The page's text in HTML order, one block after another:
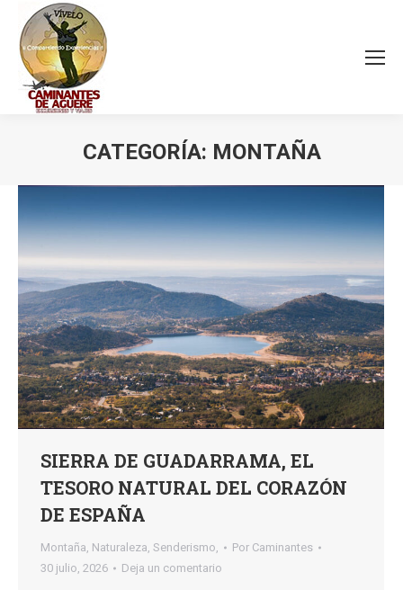
CATEGORÍA: MONTAÑA
SIERRA DE GUADARRAMA, EL
TESORO NATURAL DEL CORAZÓN
DE ESPAÑA
Montaña, Naturaleza, Senderismo, Por Caminantes
30 julio, 2026
Deja un comentario